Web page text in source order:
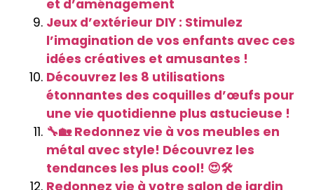
et d’aménagement
Jeux d’extérieur DIY : Stimulez
l’imagination de vos enfants avec ces
idées créatives et amusantes !
Découvrez les 8 utilisations
étonnantes des coquilles d’œufs pour
une vie quotidienne plus astucieuse !
🔧🏡 Redonnez vie à vos meubles en
métal avec style! Découvrez les
tendances les plus cool! 😍🛠️
Redonnez vie à votre salon de jardin